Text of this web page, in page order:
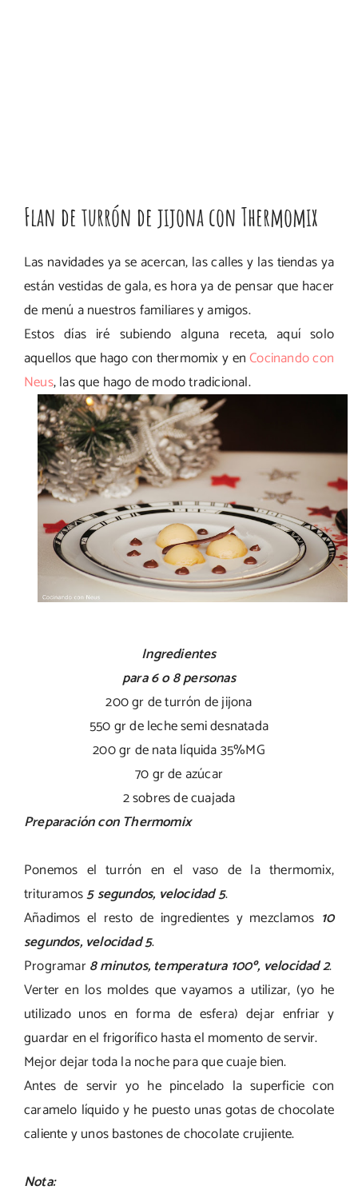
Flan de turrón de jijona con Thermomix
Las navidades ya se acercan, las calles y las tiendas ya
están vestidas de gala, es hora ya de pensar que hacer
de menú a nuestros familiares y amigos.
Estos días iré subiendo alguna receta, aquí solo
aquellos que hago con thermomix y enCocinando con
Neus, las que hago de modo tradicional.
Ingredientes
para 6 o 8 personas
200 gr de turrón de jijona
550 gr de leche semi desnatada
200 gr de nata líquida 35%MG
70 gr de azúcar
2 sobres de cuajada
Preparación con Thermomix
Ponemos el turrón en el vaso de la thermomix,
trituramos5 segundos, velocidad 5.
Añadimos el resto de ingredientes y mezclamos 10
segundos, velocidad 5.
Programar8 minutos, temperatura 100º, velocidad 2.
Verter en los moldes que vayamos a utilizar, (yo he
utilizado unos en forma de esfera) dejar enfriar y
guardar en el frigorífico hasta el momento de servir.
Mejor dejar toda la noche para que cuaje bien.
Antes de servir yo he pincelado la superficie con
caramelo líquido y he puesto unas gotas de chocolate
caliente y unos bastones de chocolate crujiente.
Nota: